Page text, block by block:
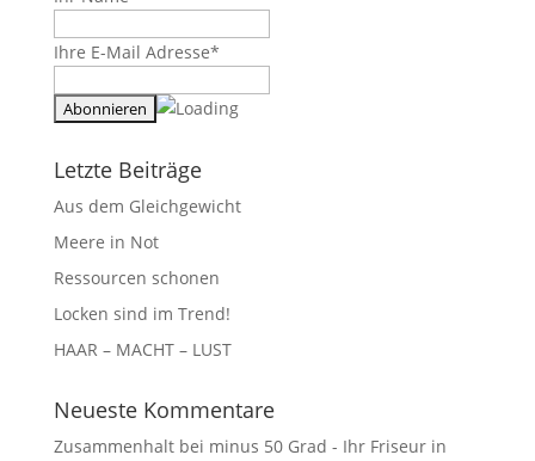
Ihre E-Mail Adresse*
Letzte Beiträge
Aus dem Gleichgewicht
Meere in Not
Ressourcen schonen
Locken sind im Trend!
HAAR – MACHT – LUST
Neueste Kommentare
Zusammenhalt bei minus 50 Grad - Ihr Friseur in